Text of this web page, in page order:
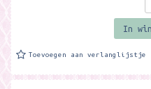
In
Toevoegen aan verlanglijstje